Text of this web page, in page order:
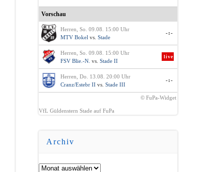
Vorschau
Herren, So. 09.08. 15:00 Uhr
MTV Bokel vs. Stade
-:-
Herren, So. 09.08. 15:00 Uhr
FSV Blie.-N. vs. Stade II
live
Herren, Do. 13.08. 20:00 Uhr
Cranz/Estebr II vs. Stade III
-:-
© FuPa-Widget
VfL Güldenstern Stade auf FuPa
Archiv
Archiv